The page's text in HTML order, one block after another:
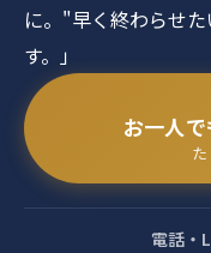
に。"早く終わらせ
す。」
お一人
電話・